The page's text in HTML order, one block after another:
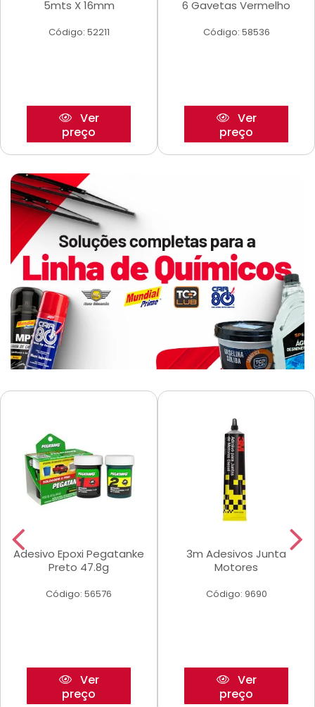
5mts X 16mm
Código: 52211
Ver
preço
6 Gavetas Vermelho
Código: 58536
Ver
preço
Adesivo Epoxi Pegatanke
Preto 47.8g
Código: 56576
Ver
preço
3m Adesivos Junta
Motores
Código: 9690
Ver
preço